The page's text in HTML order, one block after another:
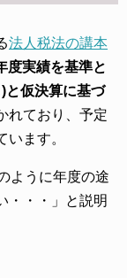
法人税法の講本
度実績を基準と
と仮決算に基づ
れており、予定
ます。
ように年度の途
・・・」と説明